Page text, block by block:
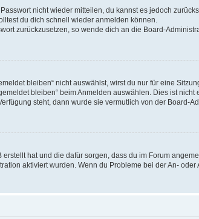
nicht wieder mitteilen, du kannst es jedoch
du dich schnell wieder anmelden können.
zurückzusetzen, so wende dich an die Board-
bleiben“ nicht auswählst, wirst du nur für eine
bleiben“ beim Anmelden auswählen. Dies ist
steht, dann wurde sie vermutlich von der Board-
erstellt hat und die dafür sorgen, dass du im Forum
aktiviert wurden. Wenn du Probleme bei der An-